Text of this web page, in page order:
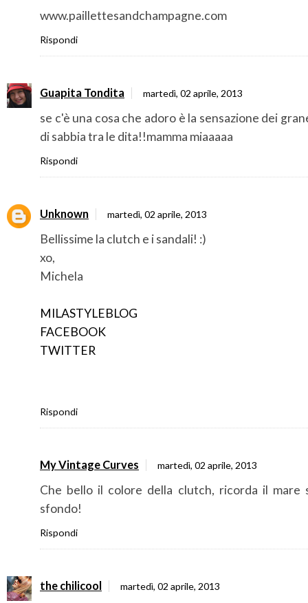
www.paillettesandchampagne.com
Rispondi
Guapita Tondita martedì, 02 aprile, 2013
se c'è una cosa che adoro è la sensazione dei
di sabbia tra le dita!!mamma miaaaaa
Rispondi
Unknown martedì, 02 aprile, 2013
Bellissime la clutch e i sandali! :)
xo,
Michela
MILASTYLEBLOG
FACEBOOK
TWITTER
Rispondi
My Vintage Curves martedì, 02 aprile, 2013
Che bello il colore della clutch, ricorda il mare
sfondo!
Rispondi
the chilicool martedì, 02 aprile, 2013